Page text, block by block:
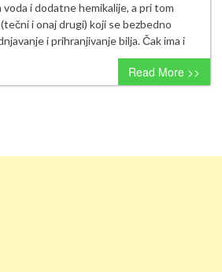
i dodatne hemikalije, a pri tom
i onaj drugi) koji se bezbedno
i prihranjivanje bilja. Čak ima i
Read More >>